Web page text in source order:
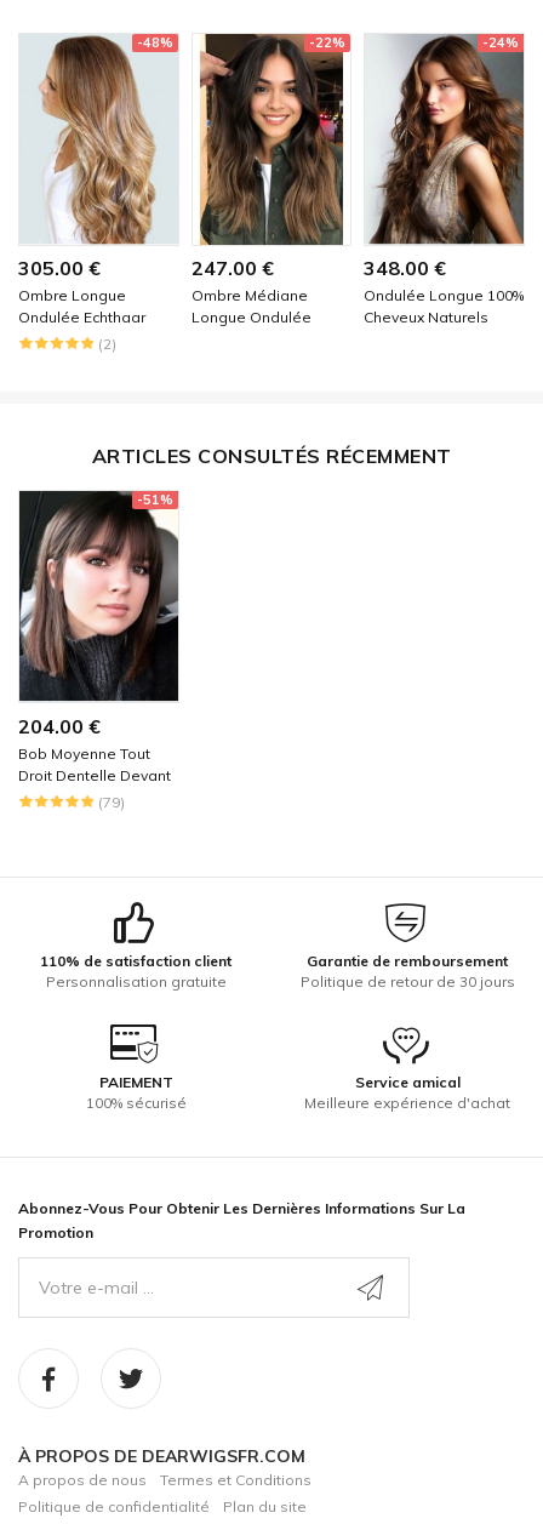
-48%
305.00 €
Ombre Longue
Ondulée Echthaar
Dentelle Devant
(2)
-22%
247.00 €
Ombre Médiane
Longue Ondulée
-24%
348.00 €
Ondulée Longue 100%
Cheveux Naturels
ARTICLES CONSULTÉS RÉCEMMENT
-51%
204.00 €
Bob Moyenne Tout
Droit Dentelle Devant
100% Cheveux
(79)
110% de satisfaction client
Personnalisation gratuite
Garantie de remboursement
Politique de retour de 30 jours
PAIEMENT
100% sécurisé
Service amical
Meilleure expérience d'achat
Abonnez-Vous Pour Obtenir Les Dernières Informations Sur La
Promotion
À PROPOS DE DEARWIGSFR.COM
A propos de nous
Termes et Conditions
Politique de confidentialité
Plan du site